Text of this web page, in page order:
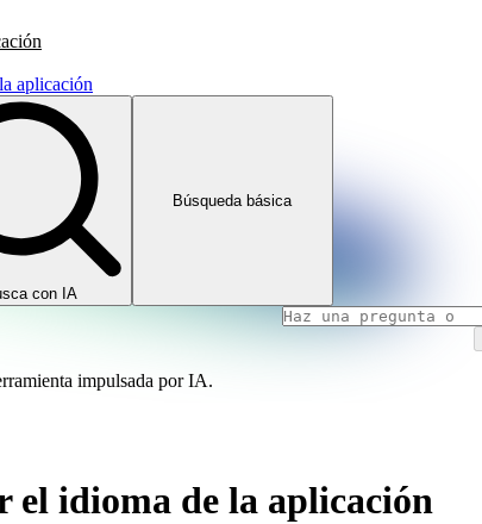
aplicación
con IA
Búsqueda básica
impulsada por IA.
el idioma de la aplicación